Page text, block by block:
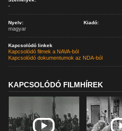
-
Nyelv:
magyar
Kiadó:
Kapcsolódó linkek
Kapcsolódó filmek a NAVA-ból
Kapcsolódó dokumentumok az NDA-ból
KAPCSOLÓDÓ FILMHÍREK